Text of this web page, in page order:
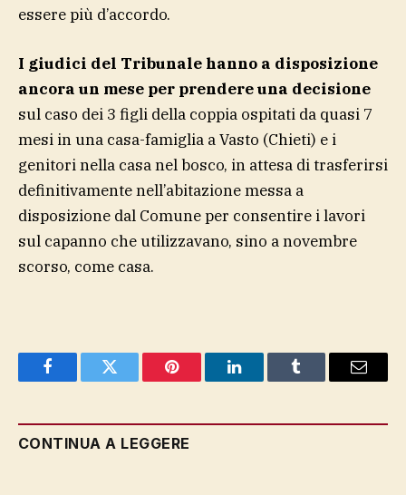
essere più d’accordo.
I giudici del Tribunale hanno a disposizione
ancora un mese per prendere una decisione
sul caso dei 3 figli della coppia ospitati da quasi 7
mesi in una casa-famiglia a Vasto (Chieti) e i
genitori nella casa nel bosco, in attesa di trasferirsi
definitivamente nell’abitazione messa a
disposizione dal Comune per consentire i lavori
sul capanno che utilizzavano, sino a novembre
scorso, come casa.
FacebookTwitter Pinterest LinkedInTumblr Email
CONTINUA A LEGGERE